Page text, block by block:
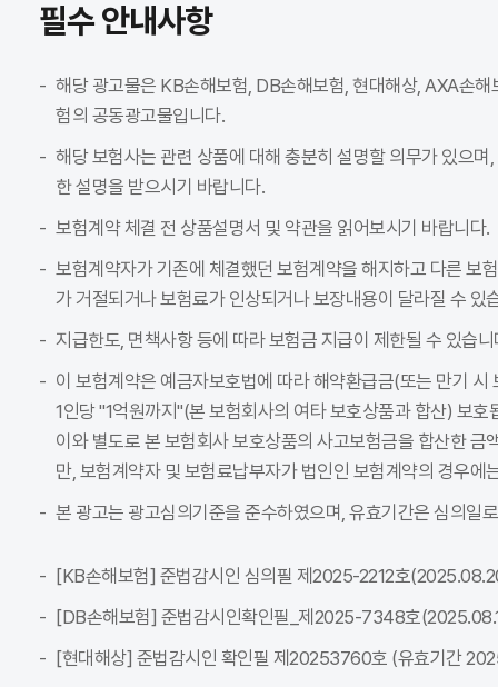
필수 안내사항
해당 광고물은 KB손해보험, DB손해보험, 현대해상, AXA손
험의 공동광고물입니다.
해당 보험사는 관련 상품에 대해 충분히 설명할 의무가 있으
한 설명을 받으시기 바랍니다.
보험계약 체결 전 상품설명서 및 약관을 읽어보시기 바랍니다.
보험계약자가 기존에 체결했던 보험계약을 해지하고 다른 보
가 거절되거나 보험료가 인상되거나 보장내용이 달라질 수 있
지급한도, 면책사항 등에 따라 보험금 지급이 제한될 수 있습니
이 보험계약은 예금자보호법에 따라 해약환급금(또는 만기
1인당 "1억원까지"(본 보험회사의 여타 보호상품과 합산) 보호
이와 별도로 본 보험회사 보호상품의 사고보험금을 합산한 금
만, 보험계약자 및 보험료납부자가 법인인 보험계약의 경우에
본 광고는 광고심의기준을 준수하였으며, 유효기간은 심의일
[KB손해보험] 준법감시인 심의필 제2025-2212호
[DB손해보험] 준법감시인확인필_제2025-7348호
[현대해상] 준법감시인 확인필 제20253760호 (유효기간